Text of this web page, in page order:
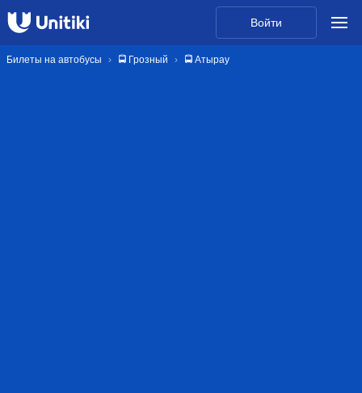
Войти
Билеты на автобусы 🚍 Грозный 🚍 Атырау